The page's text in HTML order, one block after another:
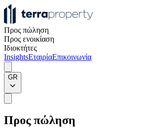
Προς πώληση
Προς ενοικίαση
Ιδιοκτήτες
InsightsΕταιρίαΕπικοινωνία
GR
Προς πώληση